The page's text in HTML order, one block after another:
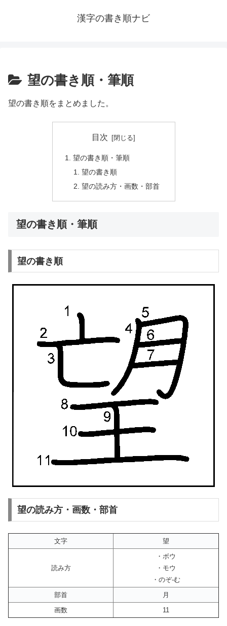
漢字の書き順ナビ
望の書き順・筆順
望の書き順をまとめました。
目次
望の書き順・筆順
望の書き順
望の読み方・画数・部首
望の書き順・筆順
望の書き順
望の読み方・画数・部首
文字 望
読み方
・ボウ
・モウ
・のぞ-む
部首
月
画数
11